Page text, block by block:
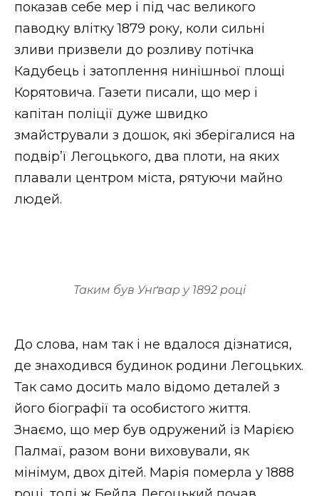
показав себе мер і під час великого
паводку влітку 1879 року, коли сильні
зливи призвели до розливу потічка
Кадубець і затоплення нинішньої площі
Корятовича. Газети писали, що мер і
капітан поліції дуже швидко
змайстрували з дошок, які зберігалися на
подвір’ї Легоцького, два плоти, на яких
плавали центром міста, рятуючи майно
людей.
Таким був Унґвар у 1892 році
До слова, нам так і не вдалося дізнатися,
де знаходився будинок родини Легоцьких.
Так само досить мало відомо деталей з
його біографії та особистого життя.
Знаємо, що мер був одружений із Марією
Палмаї, разом вони виховували, як
мінімум, двох дітей. Марія померла у 1888